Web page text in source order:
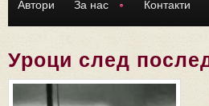
Автори За нас Контакти
Уроци след